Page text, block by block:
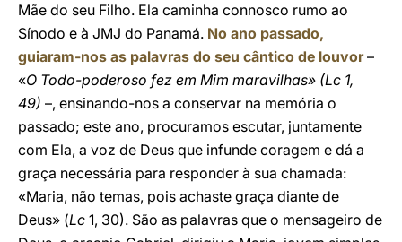
Mãe do seu Filho. Ela caminha connosco rumo ao
Sínodo e à JMJ do Panamá. No ano passado,
guiaram-nos as palavras do seu cântico de louvor–
«O Todo-poderoso fez em Mim maravilhas» (Lc 1,
49) –, ensinando-nos a conservar na memória o
passado; este ano, procuramos escutar, juntamente
com Ela, a voz de Deus que infunde coragem e dá a
graça necessária para responder à sua chamada:
«Maria, não temas, pois achaste graça diante de
Deus» (Lc 1, 30). São as palavras que o mensageiro de